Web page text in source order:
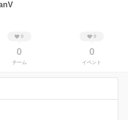
0
0
チーム
0
0
イベント